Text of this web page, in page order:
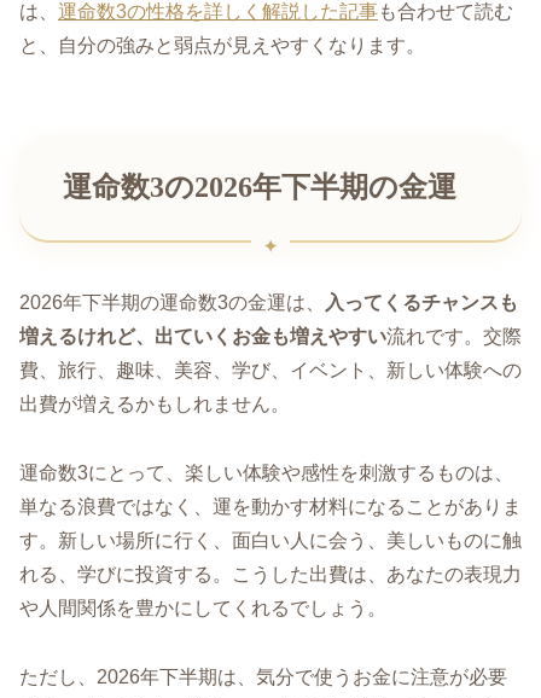
は、 運命数3の性格を詳しく解説した記事も合わせて読む
と、自分の強みと弱点が見えやすくなります。
運命数3の2026年下半期の金運
2026年下半期の運命数3の金運は、
入ってくるチャンスも
増えるけれど、出ていくお金も増えやすい流れです。交際
費、旅行、趣味、美容、学び、イベント、新しい体験への
出費が増えるかもしれません。
運命数3にとって、楽しい体験や感性を刺激するものは、
単なる浪費ではなく、運を動かす材料になることがありま
す。新しい場所に行く、面白い人に会う、美しいものに触
れる、学びに投資する。こうした出費は、あなたの表現力
や人間関係を豊かにしてくれるでしょう。
ただし、2026年下半期は、気分で使うお金に注意が必要